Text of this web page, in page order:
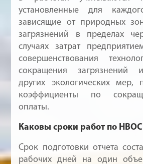
установленные для
зависящие от природных
загрязнений в пределах
случаях затрат
совершенствования
сокращения загрязнений
других экологических мер,
коэффициенты по
оплаты.
Каковы сроки работ по
Срок подготовки отчета
рабочих дней на один